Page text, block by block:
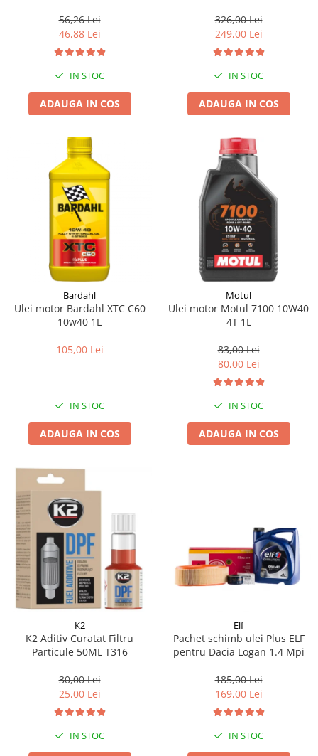
56,26 Lei
46,88 Lei
IN STOC
ADAUGA IN COS
326,00 Lei
249,00 Lei
IN STOC
ADAUGA IN COS
Bardahl
Ulei motor Bardahl XTC C60
10w40 1L
105,00 Lei
IN STOC
ADAUGA IN COS
Motul
Ulei motor Motul 7100 10W40
4T 1L
83,00 Lei
80,00 Lei
IN STOC
ADAUGA IN COS
K2
K2 Aditiv Curatat Filtru
Particule 50ML T316
30,00 Lei
25,00 Lei
IN STOC
Elf
Pachet schimb ulei Plus ELF
pentru Dacia Logan 1.4 Mpi
185,00 Lei
169,00 Lei
IN STOC